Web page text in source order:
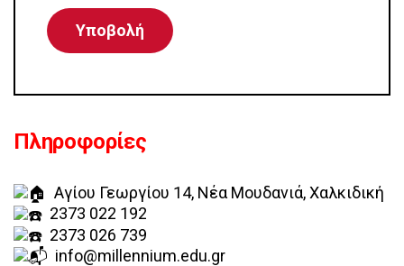
Πληροφορίες
Αγίου Γεωργίου 14, Νέα Μουδανιά, Χαλκιδική
2373 022 192
2373 026 739
info@millennium.edu.gr